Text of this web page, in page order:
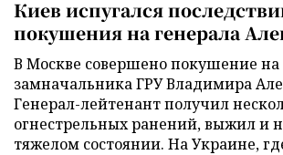
Киев испугался
покушения на генерала
В Москве совершено покушение на
замначальника ГРУ Владимира
Генерал-лейтенант получил
огнестрельных ранений, выжил и
тяжелом состоянии. На Украине,